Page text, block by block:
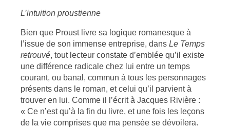
L’intuition proustienne
Bien que Proust livre sa logique romanesque à
l’issue de son immense entreprise, dans Le Temps
retrouvé, tout lecteur constate d’emblée qu’il existe
une différence radicale chez lui entre un temps
courant, ou banal, commun à tous les personnages
présents dans le roman, et celui qu’il parvient à
trouver en lui. Comme il l’écrit à Jacques Rivière :
« Ce n’est qu’à la fin du livre, et une fois les leçons
de la vie comprises que ma pensée se dévoilera.